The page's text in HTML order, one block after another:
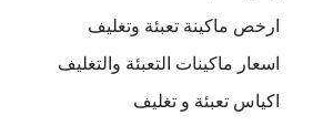
ارخص ماكينة تعبئة وتغليف
اسعار ماكينات التعبئة والتغليف
اكياس تعبئة و تغليف